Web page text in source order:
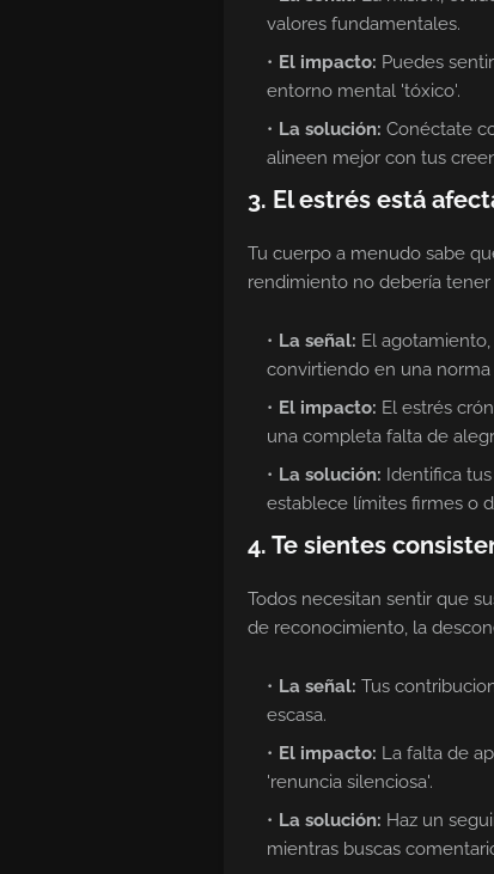
valores fundamentales.
El impacto: Puedes
entorno mental 'tóxico'.
La solución: Conéctate
alineen mejor con tus
3. El estrés está
Tu cuerpo a menudo sabe
rendimiento no debería tener
La señal: El
convirtiendo en una norma
El impacto: El estrés
una completa falta de
La solución: Identifica
establece límites firmes o
4. Te sientes
Todos necesitan sentir que
de reconocimiento, la
La señal: Tus
escasa.
El impacto: La falta de
'renuncia silenciosa'.
La solución: Haz un
mientras buscas